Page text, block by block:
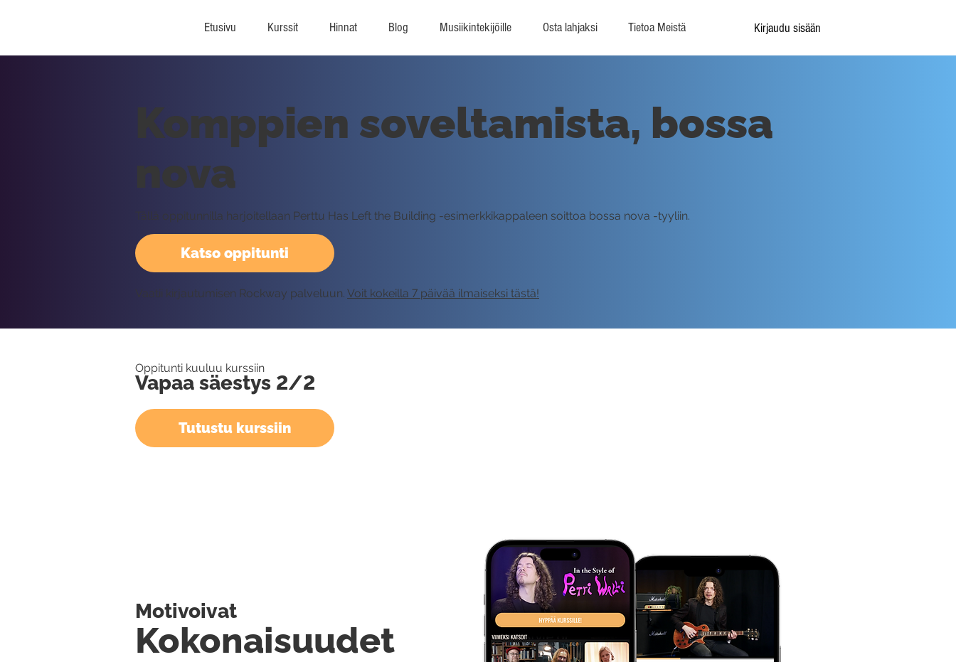
Etusivu Kurssit Hinnat Blog Musiikintekijöille Osta lahjaksi Tietoa Meistä Kirjaudu sisään
Katso oppitunti
Komppien soveltamista, bossa
nova
Tällä oppitunnilla harjoitellaan Perttu Has Left the Building -esimerkkikappaleen soittoa bossa nova -tyyliin.
Vaatii kirjautumisen Rockway palveluun. Voit kokeilla 7 päivää ilmaiseksi tästä!
Oppitunti kuuluu kurssiin
Vapaa säestys 2/2
Tutustu kurssiin
Kokonaisuudet
Motivoivat